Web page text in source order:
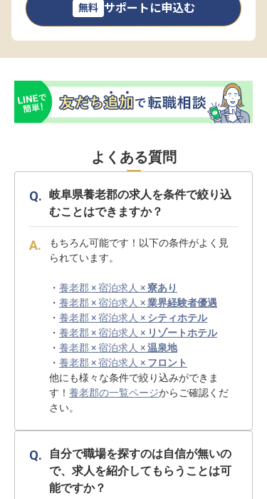
無料 サポートに申込む
よくある質問
岐阜県養老郡の求人を条件で絞り込
むことはできますか？
もちろん可能です！以下の条件がよく見
られています。
・ 養老郡 × 宿泊求人 ×寮あり
・ 養老郡 × 宿泊求人 ×業界経験者優遇
・ 養老郡 × 宿泊求人 × シティホテル
・ 養老郡 × 宿泊求人 × リゾートホテル
・ 養老郡 × 宿泊求人 ×温泉地
・ 養老郡 × 宿泊求人 × フロント
他にも様々な条件で絞り込みができま
す！ 養老郡の一覧ページからご確認くだ
さい。
自分で職場を探すのは自信が無いの
で、求人を紹介してもらうことは可
能ですか？